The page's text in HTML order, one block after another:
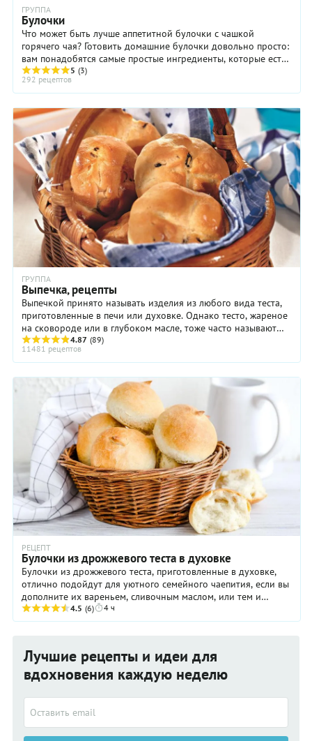
ГРУППА
Булочки
Что может быть лучше аппетитной булочки с чашкой
горячего чая? Готовить домашние булочки довольно просто:
вам понадобятся самые простые ингредиенты, которые есть
под рукой у любой хозяйки – мука, яйца ...
5 (3)
292 рецептов
ГРУППА
Выпечка, рецепты
Выпечкой принято называть изделия из любого вида теста,
приготовленные в печи или духовке. Однако тесто, жареное
на сковороде или в глубоком масле, тоже часто называют
выпечкой. Всю выпечку можно ...
4.87 (89)
11481 рецептов
РЕЦЕПТ
Булочки из дрожжевого теста в духовке
Булочки из дрожжевого теста, приготовленные в духовке,
отлично подойдут для уютного семейного чаепития, если вы
дополните их вареньем, сливочным маслом, или тем и
другим. Кроме того, такую выпечку ...
4.5 (6) 4 ч
Лучшие рецепты и идеи для
вдохновения каждую неделю